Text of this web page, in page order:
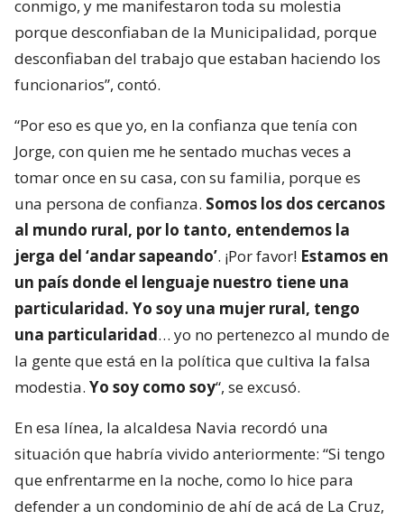
conmigo, y me manifestaron toda su molestia
porque desconfiaban de la Municipalidad, porque
desconfiaban del trabajo que estaban haciendo los
funcionarios”, contó.
“Por eso es que yo, en la confianza que tenía con
Jorge, con quien me he sentado muchas veces a
tomar once en su casa, con su familia, porque es
una persona de confianza. Somos los dos cercanos
al mundo rural, por lo tanto, entendemos la
jerga del ‘andar sapeando’. ¡Por favor! Estamos en
un país donde el lenguaje nuestro tiene una
particularidad. Yo soy una mujer rural, tengo
una particularidad… yo no pertenezco al mundo de
la gente que está en la política que cultiva la falsa
modestia. Yo soy como soy“, se excusó.
En esa línea, la alcaldesa Navia recordó una
situación que habría vivido anteriormente: “Si tengo
que enfrentarme en la noche, como lo hice para
defender a un condominio de ahí de acá de La Cruz,